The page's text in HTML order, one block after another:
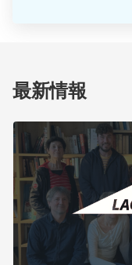
最新情報